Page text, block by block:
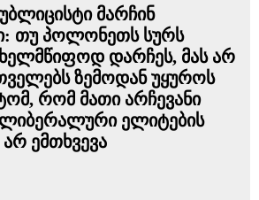
მარჩინ
თუ პოლონეთს სურს
დარჩეს, მას არ
ზემოდან უყუროს
რომ მათი არჩევანი
ელიტების
ემთხვევა